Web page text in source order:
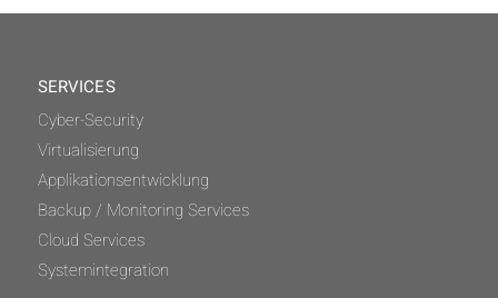
SERVICES
Cyber-Security
Virtualisierung
Applikationsentwicklung
Backup / Monitoring Services
Cloud Services
Systemintegration